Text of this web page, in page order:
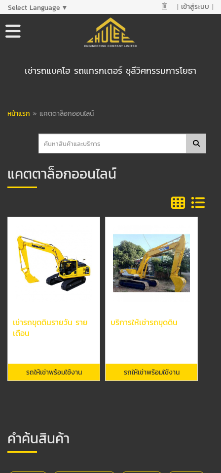
Select Language ▼ | เข้าสู่ระบบ |
เช่ารถแบคโฮ รถแทรกเตอร์ ชุลีวิศกรรมการโยธา
หน้าแรก » แคตตาล็อกออนไลน์
แคตตาล็อกออนไลน์
เช่ารถขุดดินรายวัน ราย
เดือน
รถให้เช่าพร้อมใช้งาน
บริการให้เช่ารถขุดดิน
รถให้เช่าพร้อมใช้งาน
คำค้นสินค้า